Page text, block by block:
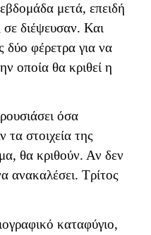
μετά, επειδή
σε διέψευσαν. Και
δύο φέρετρα για να
οποία θα κριθεί η
όσα
τα στοιχεία της
θα κριθούν. Αν δεν
ανακαλέσει. Τρίτος
καταφύγιο,